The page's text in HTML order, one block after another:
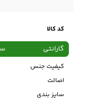
کد کالا
گارانتی
کیفیت جنس
اصالت
سایز بندی